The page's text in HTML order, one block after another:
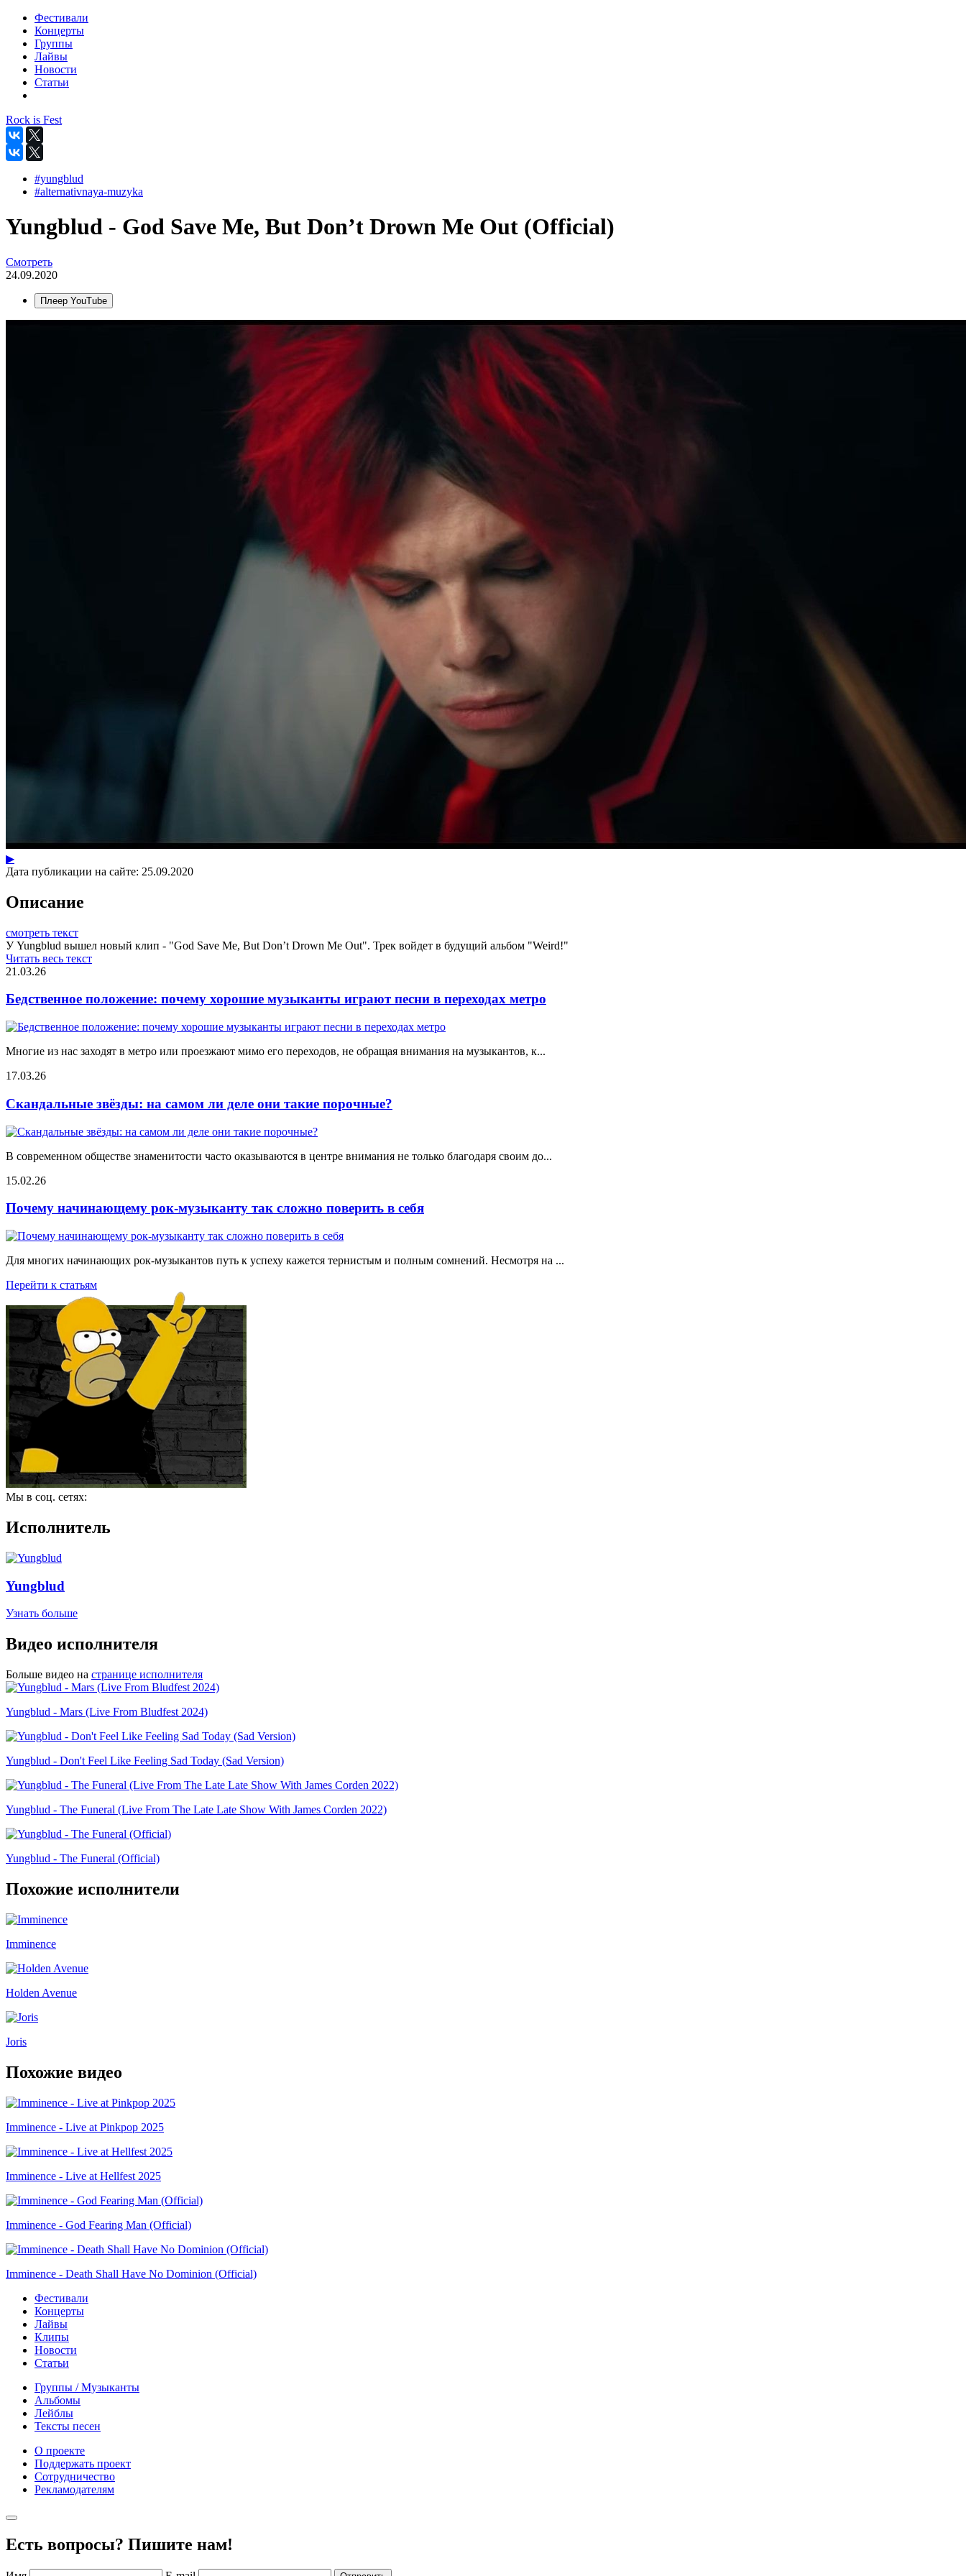
Фестивали
Концерты
Группы
Лайвы
Новости
Статьи
Rock is Fest
#yungblud
#alternativnaya-muzyka
Yungblud - God Save Me, But Don’t Drown Me Out (Official)
Смотреть
24.09.2020
Плеер YouTube
▶
Дата публикации на сайте: 25.09.2020
Описание
смотреть текст
У Yungblud вышел новый клип - "God Save Me, But Don’t Drown Me Out". Трек войдет в будущий альбом "Weird!"
Читать весь текст
21.03.26
Бедственное положение: почему хорошие музыканты играют песни в переходах метро
Многие из нас заходят в метро или проезжают мимо его переходов, не обращая внимания на музыкантов, к...
17.03.26
Скандальные звёзды: на самом ли деле они такие порочные?
В современном обществе знаменитости часто оказываются в центре внимания не только благодаря своим до...
15.02.26
Почему начинающему рок-музыканту так сложно поверить в себя
Для многих начинающих рок-музыкантов путь к успеху кажется тернистым и полным сомнений. Несмотря на ...
Перейти к статьям
Мы в соц. сетях:
Исполнитель
Yungblud
Узнать больше
Видео исполнителя
Больше видео на странице исполнителя
Yungblud - Mars (Live From Bludfest 2024)
Yungblud - Don't Feel Like Feeling Sad Today (Sad Version)
Yungblud - The Funeral (Live From The Late Late Show With James Corden 2022)
Yungblud - The Funeral (Official)
Похожие исполнители
Imminence
Holden Avenue
Joris
Похожие видео
Imminence - Live at Pinkpop 2025
Imminence - Live at Hellfest 2025
Imminence - God Fearing Man (Official)
Imminence - Death Shall Have No Dominion (Official)
Фестивали
Концерты
Лайвы
Клипы
Новости
Статьи
Группы / Музыканты
Альбомы
Лейблы
Тексты песен
О проекте
Поддержать проект
Сотрудничество
Рекламодателям
Есть вопросы? Пишите нам!